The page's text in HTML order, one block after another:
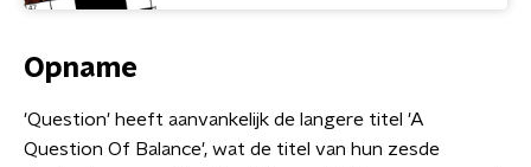
Opname
'Question' heeft aanvankelijk de langere titel 'A
Question Of Balance', wat de titel van hun zesde